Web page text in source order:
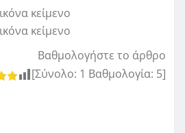
Βαθμολογήστε το άρθρο
[Σύνολο: 1 Βαθμολογία: 5]